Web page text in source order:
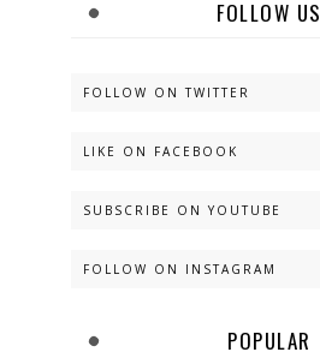
FOLLOW US
FOLLOW ON TWITTER
LIKE ON FACEBOOK
SUBSCRIBE ON YOUTUBE
FOLLOW ON INSTAGRAM
POPULAR